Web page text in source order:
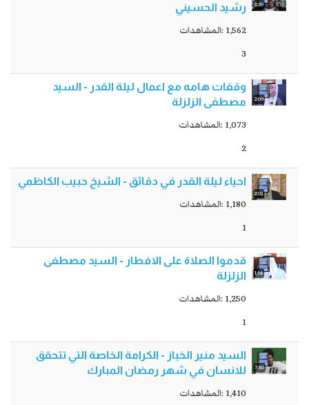
2:39
رشيد الحسيني
1,562 :المشاهدات
3
2:09
وقفات هامه مع اعمال ليلة القدر - السيد
مصطفى الزلزلة
1,073 :المشاهدات
2
2:02
احياء ليلة القدر في دقائق - الشيخ حبيب الكاظمي
1,180 :المشاهدات
1
1:14
قدموا الصلاة على الافطار - السيد مصطفى
الزلزلة
1,250 :المشاهدات
1
7:50
السيد منير الخباز - الكرامة الخاصة التي تتحقق
للانسان في شهر رمضان المبارك
1,410 :المشاهدات